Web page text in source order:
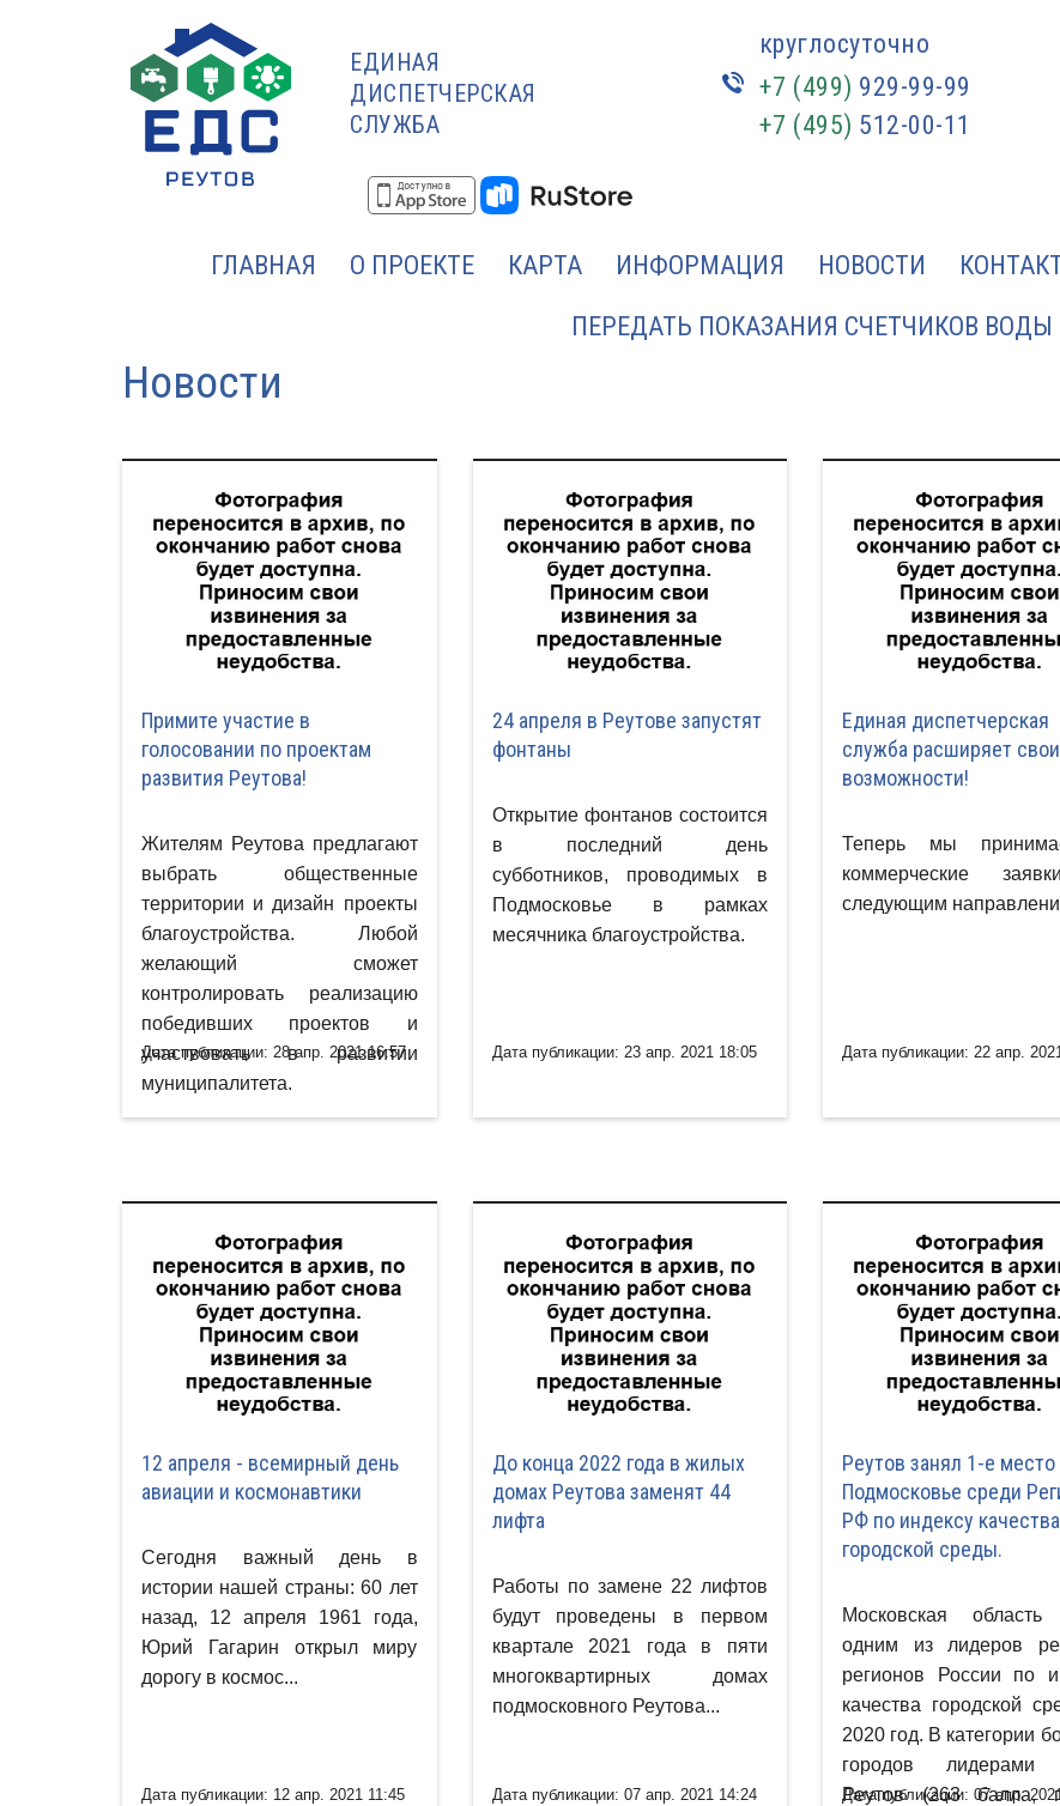
ЕДИНАЯ
ДИСПЕТЧЕРСКАЯ
СЛУЖБА
круглосуточно
+7 (499) 929-99-99
+7 (495) 512-00-11
ГЛАВНАЯ О ПРОЕКТЕ КАРТА ИНФОРМАЦИЯ НОВОСТИ
ПЕРЕДАТЬ ПОКАЗАНИЯ СЧЕТЧИКОВ ВОДЫ
Новости
Примите участие в
голосовании по проектам
развития Реутова!
Жителям Реутова предлагают
выбрать общественные
территории и дизайн проекты
благоустройства. Любой
желающий сможет
контролировать реализацию
победивших проектов и
участвовать в развитии
муниципалитета.
Дата публикации: 28 апр. 2021 16:57
24 апреля в Реутове запустят
фонтаны
Открытие фонтанов состоится
в последний день
субботников, проводимых в
Подмосковье в рамках
месячника благоустройства.
Дата публикации: 23 апр. 2021 18:05
Единая диспетчерская
служба расширяет свои
возможности!
Теперь мы
коммерческие
следующим
Дата публикации: 22 апр.
12 апреля - всемирный день
авиации и космонавтики
Сегодня важный день в
истории нашей страны: 60 лет
назад, 12 апреля 1961 года,
Юрий Гагарин открыл миру
дорогу в космос...
Дата публикации: 12 апр. 2021 11:45
До конца 2022 года в жилых
домах Реутова заменят 44
лифта
Работы по замене 22 лифтов
будут проведены в первом
квартале 2021 года в пяти
многоквартирных домах
подмосковного Реутова...
Дата публикации: 07 апр. 2021 14:24
Реутов занял 1-е место
Подмосковье среди
РФ по индексу качества
городской среды.
Московская область
одним из лидеров
регионов России по
качества городской
2020 год. В категории
городов лидерами
Реутов (263 балла,
Дата публикации: 07 апр.